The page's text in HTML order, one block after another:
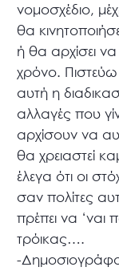
νομοσχέδιο,
θα
ή θα αρχίσει
χρόνο.
αυτή η
αλλαγές που
αρχίσουν να
θα χρειαστεί
έλεγα ότι οι
σαν πολίτες
πρέπει να ‘ναι
τρόικας….
-